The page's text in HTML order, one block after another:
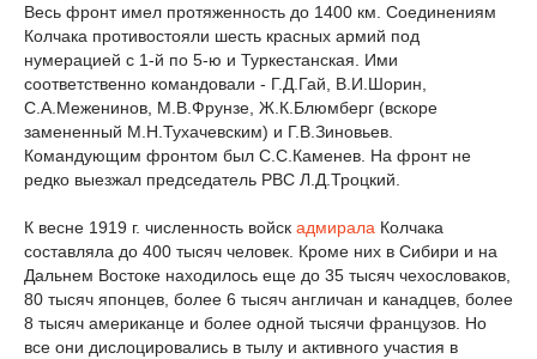
Весь фронт имел протяженность до 1400 км. Соединениям
Колчака противостояли шесть красных армий под
нумерацией с 1-й по 5-ю и Туркестанская. Ими
соответственно командовали - Г.Д.Гай, В.И.Шорин,
С.А.Меженинов, М.В.Фрунзе, Ж.К.Блюмберг (вскоре
замененный М.Н.Тухачевским) и Г.В.Зиновьев.
Командующим фронтом был С.С.Каменев. На фронт не
редко выезжал председатель РВС Л.Д.Троцкий.
К весне 1919 г. численность войск адмирала Колчака
составляла до 400 тысяч человек. Кроме них в Сибири и на
Дальнем Востоке находилось еще до 35 тысяч чехословаков,
80 тысяч японцев, более 6 тысяч англичан и канадцев, более
8 тысяч американце и более одной тысячи французов. Но
все они дислоцировались в тылу и активного участия в